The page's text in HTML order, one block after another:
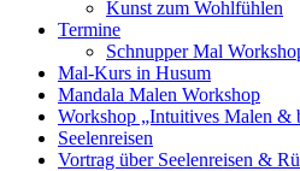
Kunst zum Wohlfühlen
Termine
Schnupper Mal
Mal-Kurs in Husum
Mandala Malen Workshop
Workshop „Intuitives Malen &
Seelenreisen
Vortrag über Seelenreisen &